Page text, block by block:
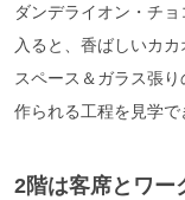
ダンデライオン・チ
入ると、香ばしいカ
スペース＆ガラス張
作られる工程を見学
2階は客席とワ